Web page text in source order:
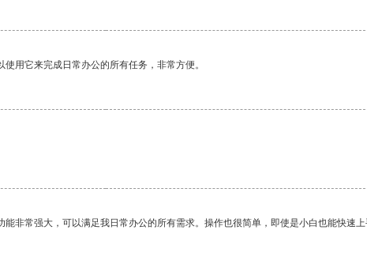
用它来完成日常办公的所有任务，非常方便。
非常强大，可以满足我日常办公的所有需求。操作也很简单，即使是小白也能快速上